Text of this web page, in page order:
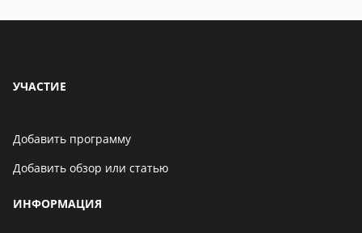
УЧАСТИЕ
Добавить программу
Добавить обзор или статью
ИНФОРМАЦИЯ